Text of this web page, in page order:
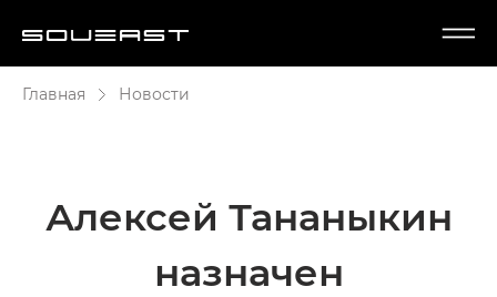
Главная Новости
Алексей Тананыкин
назначен